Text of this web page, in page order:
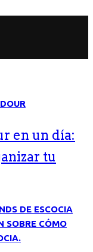
en un día:
tu